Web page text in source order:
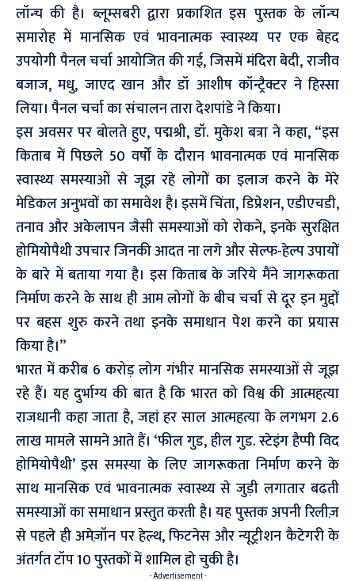
लॉन्च की है। ब्लूम्सबरी द्वारा प्रकाशित इस पुस्तक के लॉन्च
समारोह में मानसिक एवं भावनात्मक स्वास्थ्य पर एक बेहद
उपयोगी पैनल चर्चा आयोजित की गई, जिसमें मंदिरा बेदी, राजीव
बजाज, मधु, जाएद खान और डॉ आशीष कॉन्ट्रैक्टर ने हिस्सा
लिया। पैनल चर्चा का संचालन तारा देशपांडे ने किया।
इस अवसर पर बोलते हुए, पद्मश्री, डॉ. मुकेश बत्रा ने कहा, “इस
किताब में पिछले 50 वर्षों के दौरान भावनात्मक एवं मानसिक
स्वास्थ्य समस्याओं से जूझ रहे लोगों का इलाज करने के मेरे
मेडिकल अनुभवों का समावेश है। इसमें चिंता, डिप्रेशन, एडीएचडी,
तनाव और अकेलापन जैसी समस्याओं को रोकने, इनके सुरक्षित
होमियोपैथी उपचार जिनकी आदत ना लगे और सेल्फ-हेल्प उपायों
के बारे में बताया गया है। इस किताब के जरिये मैंने जागरूकता
निर्माण करने के साथ ही आम लोगों के बीच चर्चा से दूर इन मुद्दों
पर बहस शुरु करने तथा इनके समाधान पेश करने का प्रयास
किया है।”
भारत में करीब 6 करोड़ लोग गंभीर मानसिक समस्याओं से जूझ
रहे हैं। यह दुर्भाग्य की बात है कि भारत को विश्व की आत्महत्या
राजधानी कहा जाता है, जहां हर साल आत्महत्या के लगभग 2.6
लाख मामले सामने आते हैं। ‘फील गुड, हील गुड. स्टेइंग हैप्पी विद
होमियोपैथी’ इस समस्या के लिए जागरूकता निर्माण करने के
साथ मानसिक एवं भावनात्मक स्वास्थ्य से जुड़ी लगातार बढती
समस्याओं का समाधान प्रस्तुत करती है। यह पुस्तक अपनी रिलीज़
से पहले ही अमेज़ॉन पर हेल्थ, फिटनेस और न्यूट्रीशन कैटेगरी के
अंतर्गत टॉप 10 पुस्तकों में शामिल हो चुकी है।
- Advertisement -